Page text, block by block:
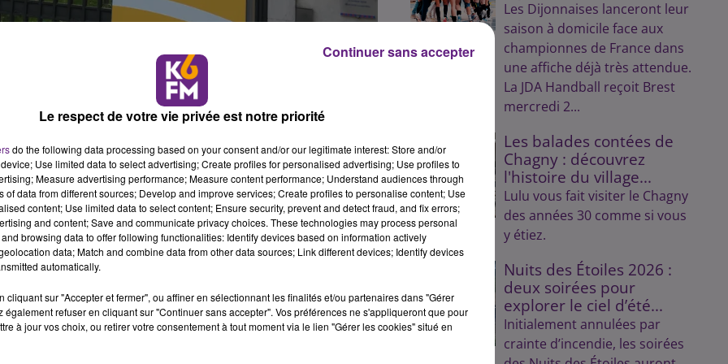
» que le Parti Socialiste, le Pôle écologiste (EELV,
et Génération.s ont scellé un accord politique de
27 juin en Côte-d’Or. La dynamique de rassemblement est
afin de créer les conditions d’une alternance
ambition affirmée. Elles doivent se constituer en bouclier pour
la politique conservatrice de l’actuel président ne
pris par la Côte-d’Or dans de nombreux domaines doit
aussi peu actif face à l’urgence écologique, aucun autre
la création artistique et la culture. Aucun autre n’a poussé
et ne dénigre autant sa ville capitale. Cette opposition n’a
Département qui multiplie les déclarations d’intention et
de sortir la Côte-d’Or du conservatisme, du clientélisme et
Les Dijonnaises lanceront leur
saison à domicile face aux
championnes de France dans
une affiche déjà très attendue.
La JDA Handball reçoit Brest
mercredi 2...
Les balades contées de
Chagny : découvrez
l'histoire du village...
Lulu vous fait visiter le Chagny
des années 30 comme si vous
y étiez.
Nuits des Étoiles 2026 :
deux soirées pour
explorer le ciel d’été...
Initialement annulées par
crainte d’incendie, les soirées
Le respect de votre vie privée est notre priorité
do the following data processing based on your consent and/or our legitimate interest: Store and/or
Use limited data to select advertising; Create profiles for personalised advertising; Use profiles to
Measure advertising performance; Measure content performance; Understand audiences through
of data from different sources; Develop and improve services; Create profiles to personalise content; Use
content; Use limited data to select content; Ensure security, prevent and detect fraud, and fix errors;
and content; Save and communicate privacy choices. These technologies may process personal
browsing data to offer following functionalities: Identify devices based on information actively
data; Match and combine data from other data sources; Link different devices; Identify devices
automatically.
cliquant sur "Accepter et fermer", ou affiner en sélectionnant les finalités et/ou partenaires dans "Gérer
également refuser en cliquant sur "Continuer sans accepter". Vos préférences ne s'appliqueront que pour
à jour vos choix, ou retirer votre consentement à tout moment via le lien "Gérer les cookies" situé en
Continuer sans accepter